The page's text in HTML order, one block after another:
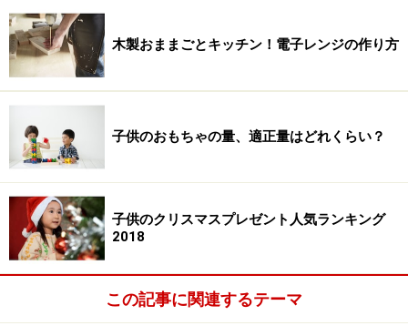
木製おままごとキッチン！電子レンジの作り方
子供のおもちゃの量、適正量はどれくらい？
子供のクリスマスプレゼント人気ランキング
2018
この記事に関連するテーマ